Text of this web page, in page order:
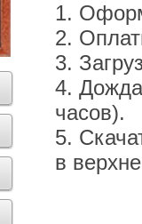
1.
2.
3.
4.
часов).
5.
в